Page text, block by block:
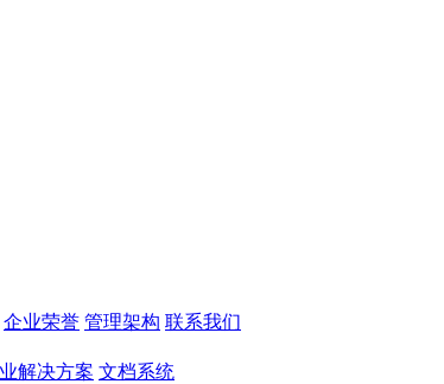
企业荣誉 管理架构 联系我们
解决方案 文档系统